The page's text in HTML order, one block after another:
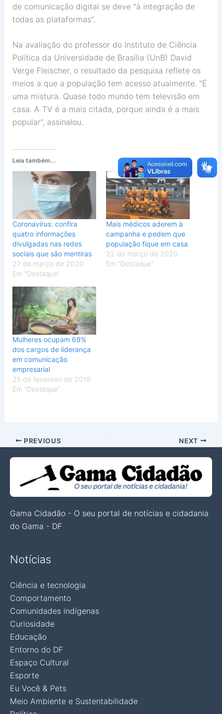
de comunicação digital se deve “à integração de
todas as plataformas”.
Na avaliação do professor do Instituto de Ciência
Política da Universidade de Brasília (UnB) David
Verge Fleischer, o resultado da pesquisa reflete os
meios a que a população tem acesso atualmente. “É
uma mistura. Quase todo mundo tem televisão em
casa. A TV é a mais citada, porque ainda é a mais
popular”, assinalou.
Leia também...
Coronavírus: confira
quatro informações
divulgadas nas redes
sociais que são mentiras
27 de março de 2020
Em "Destaque"
Mais médicos aderem à
campanha e pedem que
população fique em casa
22 de março de 2020
Em "Destaque"
Mulheres ocupam 69%
dos cargos de liderança
em comunicação
empresarial
25 de fevereiro de 2019
Em "Destaque"
PREVIOUS NEXT
Gama Cidadão - O seu portal de notícias e cidadania
do Gama - DF
Notícias
Ciência e tecnologia
Comportamento
Comunidades indígenas
Curiosidade
Educação
Entorno do DF
Espaço Cultural
Esporte
Eu Você & Pets
Meio Ambiente e Sustentabilidade